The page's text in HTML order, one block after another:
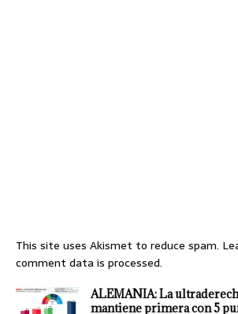
This site uses Akismet to reduce spam.
comment data is processed.
ALEMANIA: La
mantiene primera con 5